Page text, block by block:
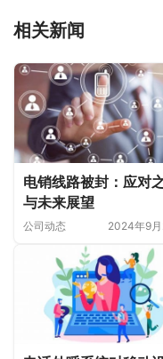
相关新闻
电销线路被封：应对
与未来展望
公司动态 2024年9月